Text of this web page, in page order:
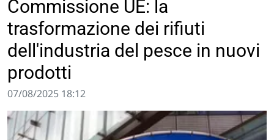
Commissione UE: la
trasformazione dei rifiuti
dell'industria del pesce in nuovi
prodotti
07/08/2025 18:12